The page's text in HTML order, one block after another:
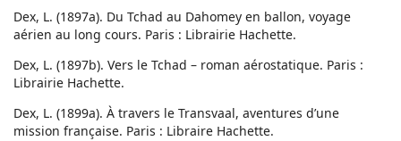
Dex, L. (1897a). Du Tchad au Dahomey en ballon, voyage
aérien au long cours. Paris : Librairie Hachette.
Dex, L. (1897b). Vers le Tchad – roman aérostatique. Paris :
Librairie Hachette.
Dex, L. (1899a). À travers le Transvaal, aventures d’une
mission française. Paris : Libraire Hachette.